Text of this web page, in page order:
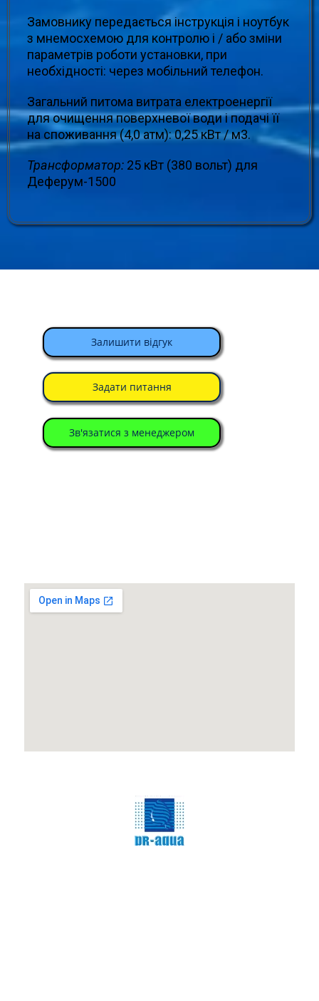
Замовнику передається інструкція і ноутбук
з мнемосхемою для контролю і / або зміни
параметрів роботи установки, при
необхідності: через мобільний телефон.
Загальний питома витрата електроенергії
для очищення поверхневої води і подачі її
на споживання (4,0 атм): 0,25 кВт / м3.
Трансформатор: 25 кВт (380 вольт) для
Деферум-1500
Залишити відгук
Задати питання
Зв'язатися з менеджером